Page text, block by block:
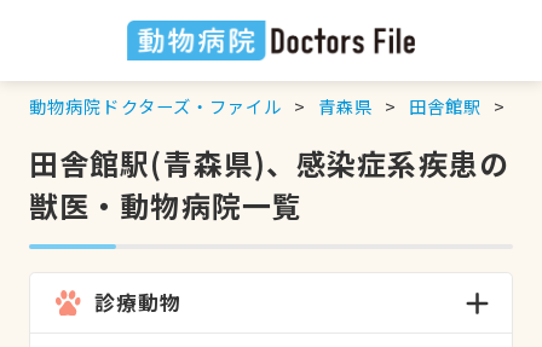
動物病院ドクターズ・ファイル 青森県 田舎館駅
田舎館駅(青森県)、感染症系疾患の
獣医・動物病院一覧
診療動物